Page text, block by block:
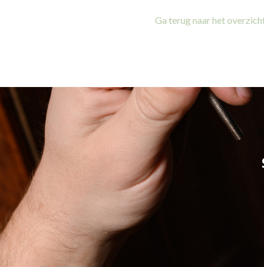
Ga terug naar het